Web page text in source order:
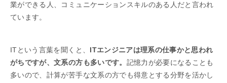
業ができる人、コミュニケーションスキルのある人だと言われ
ています。
ITという言葉を聞くと、 ITエンジニアは理系の仕事かと思われ
がちですが、文系の方も多いです。 記憶力が必要になることも
多いので、計算が苦手な文系の方でも得意とする分野を活かし